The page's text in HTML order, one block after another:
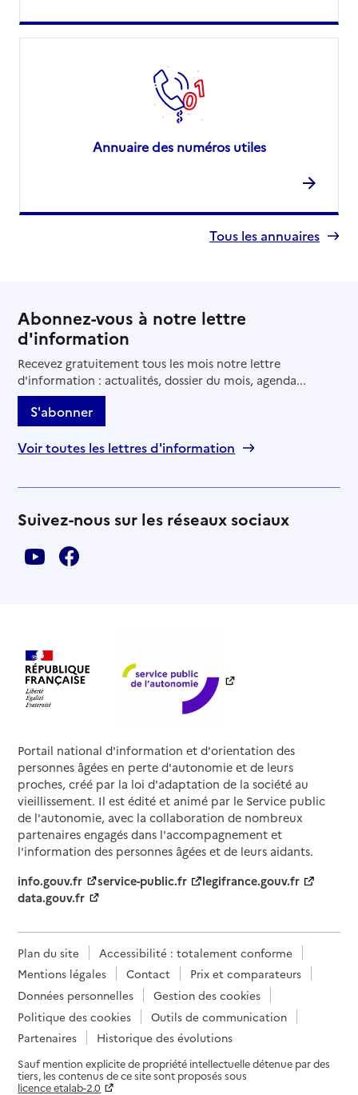
Annuaire des numéros utiles
Tous les annuaires
Abonnez-vous à notre lettre
d'information
Recevez gratuitement tous les mois notre lettre
d'information : actualités, dossier du mois, agenda...
S'abonner
Voir toutes les lettres d'information
Suivez-nous sur les réseaux sociaux
Portail national d'information et d'orientation des
personnes âgées en perte d'autonomie et de leurs
proches, créé par la loi d'adaptation de la société au
vieillissement. Il est édité et animé par le Service public
de l'autonomie, avec la collaboration de nombreux
partenaires engagés dans l'accompagnement et
l'information des personnes âgées et de leurs aidants.
info.gouv.fr
service-public.fr
legifrance.gouv.fr
data.gouv.fr
Plan du site
Accessibilité : totalement conforme
Mentions légales
Contact
Prix et comparateurs
Données personnelles
Gestion des cookies
Politique des cookies
Outils de communication
Partenaires
Historique des évolutions
Sauf mention explicite de propriété intellectuelle détenue par des
tiers, les contenus de ce site sont proposés sous
licence etalab-2.0